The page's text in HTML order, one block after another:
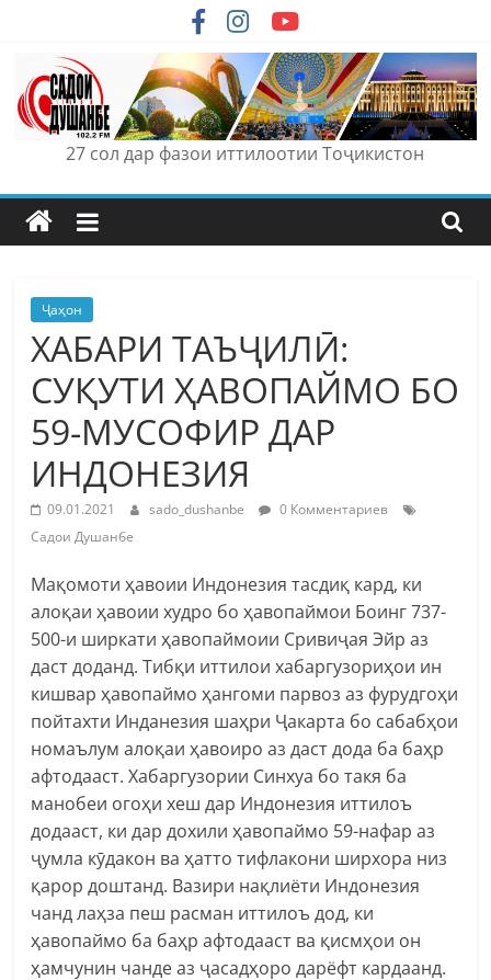
content
27 сол дар фазои иттилоотии Тоҷикистон
Ҷаҳон
ХАБАРИ ТАЪҶИЛӢ:
СУҚУТИ ҲАВОПАЙМО БО
59-МУСОФИР ДАР
ИНДОНЕЗИЯ
09.01.2021 sado_dushanbe
0 Комментариев
Садои Душанбе
Мақомоти ҳавоии Индонезия тасдиқ кард, ки
алоқаи ҳавоии худро бо ҳавопаймои Боинг 737-
500-и ширкати ҳавопаймоии Сривиҷая Эйр аз
даст доданд. Тибқи иттилои хабаргузориҳои ин
кишвар ҳавопаймо ҳангоми парвоз аз фурудгоҳи
пойтахти Инданезия шаҳри Ҷакарта бо сабабҳои
номаълум алоқаи ҳавоиро аз даст дода ба баҳр
афтодааст. Хабаргузории Синхуа бо такя ба
манобеи огоҳи хеш дар Индонезия иттилоъ
додааст, ки дар дохили ҳавопаймо 59-нафар аз
ҷумла кӯдакон ва ҳатто тифлакони ширхора низ
қарор доштанд. Вазири нақлиёти Индонезия
чанд лаҳза пеш расман иттилоъ дод, ки
ҳавопаймо ба баҳр афтодааст ва қисмҳои он
ҳамчунин чанде аз ҷасадҳоро дарёфт кардаанд.